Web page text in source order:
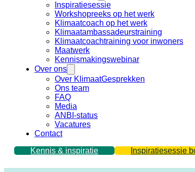
Inspiratiesessie
Workshopreeks op het werk
Klimaatcoach op het werk
Klimaatambassadeurstraining
Klimaatcoachtraining voor inwoners
Maatwerk
Kennismakingswebinar
Over ons
Over KlimaatGesprekken
Ons team
FAQ
Media
ANBI-status
Vacatures
Contact
Kennis & inspiratie
Inspiratiesessie